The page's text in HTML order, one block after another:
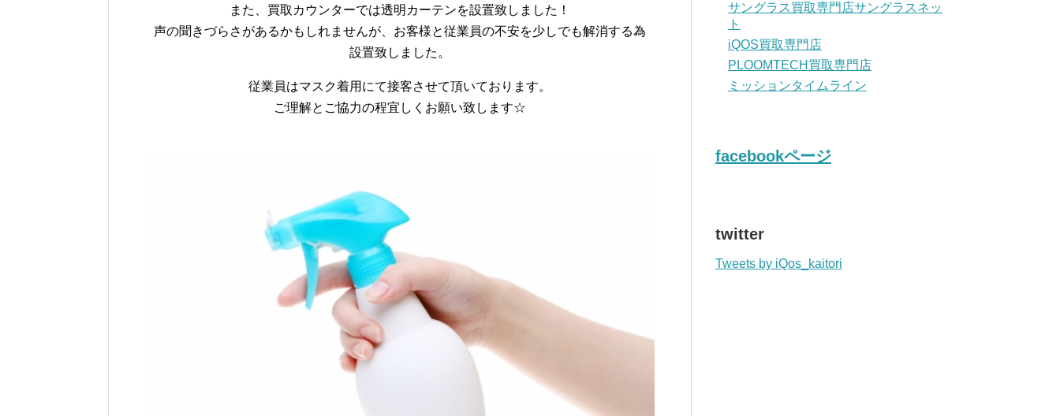
また、買取カウンターでは透明カーテンを設置致しました！
声の聞きづらさがあるかもしれませんが、お客様と従業員の不安を少しでも解消する為
設置致しました。
従業員はマスク着用にて接客させて頂いております。
ご理解とご協力の程宜しくお願い致します☆
サングラス買取専門店サングラスネッ
ト
iQOS買取専門店
PLOOMTECH買取専門店
ミッションタイムライン
facebookページ
twitter
Tweets by iQos_kaitori